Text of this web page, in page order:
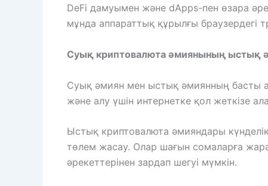
DeFi дамуымен және dApps-пен өзара
мұнда аппараттық құрылғы браузердегі
Суық криптовалюта әмиянының ыстық
Суық әмиян мен ыстық әмиянның басты
және алу үшін интернетке қол жеткізе
Ыстық криптовалюта әмияндары
төлем жасау. Олар шағын сомаларға
әрекеттерінен зардап шегуі мүмкін.